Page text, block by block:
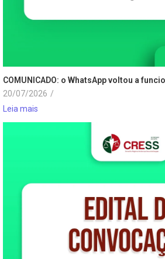
COMUNICADO: o WhatsApp voltou a
20/07/2026 /
Leia mais